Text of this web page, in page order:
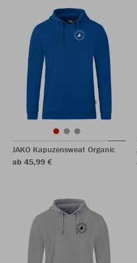
JAKO Kapuzensweat Organic
ab 45,99 €